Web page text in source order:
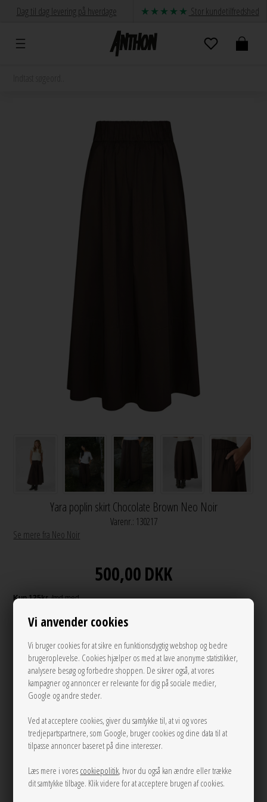
Vi anvender cookies
Vi bruger cookies for at sikre en funktionsdygtig webshop og bedre
brugeroplevelse. Cookies hjælper os med at lave anonyme statistikker,
analysere besøg og forbedre shoppen. De sikrer også, at vores
kampagner og annoncer er relevante for dig på sociale medier,
Google og andre steder.
Ved at acceptere cookies, giver du samtykke til, at vi og vores
tredjepartspartnere, som Google, bruger cookies og dine data til at
tilpasse annoncer baseret på dine interesser.
Læs mere i vores cookiepolitik, hvor du også kan ændre eller trække
dit samtykke tilbage. Klik videre for at acceptere brugen af cookies.
Dag til dag levering på hverdage Stor kundetilfredshed
Yara poplin skirt Chocolate Brown Neo Noir
Varenr.: 130217
Se mere fra Neo Noir
500,00DKK
Andre varianter
36 38
LÆG I KURVEN